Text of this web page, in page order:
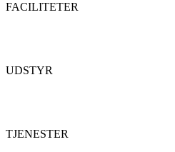
FACILITETER
UDSTYR
TJENESTER